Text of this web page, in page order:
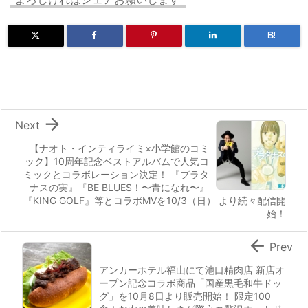
B!
【ナオト・インティライミ×小学館のコミ
ック】10周年記念ベストアルバムで人気コ
ミックとコラボレーション決定！ 『プラタ
ナスの実』『BE BLUES！〜青になれ〜』
『KING GOLF』等とコラボMVを10/3（日） より続々配信開
始！

Next
アンカーホテル福山にて池口精肉店 新店オ
ープン記念コラボ商品「国産黒毛和牛ドッ
グ」を10月8日より販売開始！ 限定100
 Prev